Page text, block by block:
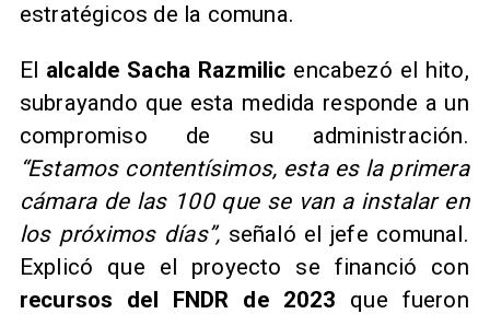
estratégicos de la comuna.
El alcalde Sacha Razmilic encabezó el hito,
subrayando que esta medida responde a un
compromiso de su administración.
“Estamos contentísimos, esta es la primera
cámara de las 100 que se van a instalar en
los próximos días”, señaló el jefe comunal.
Explicó que el proyecto se financió con
recursos del FNDR de 2023 que fueron